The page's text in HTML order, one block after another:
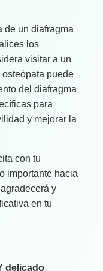
de un diafragma
los
visitar a un
puede
del diafragma
para
y mejorar la
con tu
importante hacia
y
en tu
delicado,